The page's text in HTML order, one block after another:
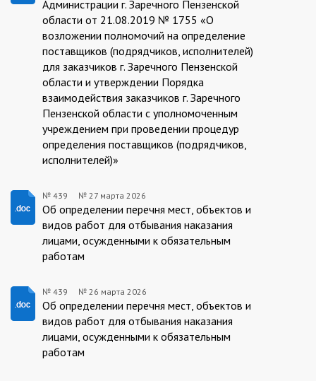
Администрации г. Заречного Пензенской
области от 21.08.2019 № 1755 «О
возложении полномочий на определение
поставщиков (подрядчиков, исполнителей)
для заказчиков г. Заречного Пензенской
области и утверждении Порядка
взаимодействия заказчиков г. Заречного
Пензенской области с уполномоченным
учреждением при проведении процедур
определения поставщиков (подрядчиков,
исполнителей)»
26.03.2026/439
№ 439 № 27 марта 2026
Об определении перечня мест, объектов и
видов работ для отбывания наказания
лицами, осужденными к обязательным
работам
26.03.2026/439
№ 439 № 26 марта 2026
Об определении перечня мест, объектов и
видов работ для отбывания наказания
лицами, осужденными к обязательным
работам